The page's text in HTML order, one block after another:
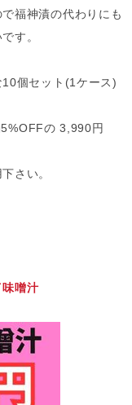
福神漬の代わりにも
す。
個セット(1ケース)
の 3,990円
さい。
味噌汁